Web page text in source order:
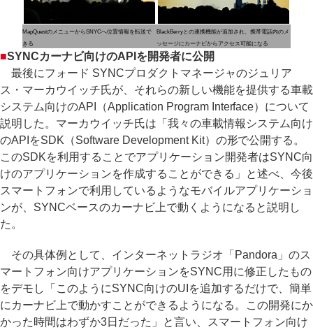
MapQuestのメニューからSNYCへ位置情報を転送で
きる
BlackBerryとの連携機能が追加され、携帯電話内のメ
ッセージにカーナビからアクセス可能になる
■SYNCカーナビ向けのAPIを開発者に公開
最後にフォード SYNCプロダクトマネージャのジュリア
ス・マーカウイッチ氏が、それらの新しい機能を提供する車載
システム向けのAPI（Application Program Interface）について
説明した。マーカウイッチ氏は「我々の車載情報システム向け
のAPIをSDK（Software Development Kit）の形で公開する。
このSDKを利用することでアプリケーション開発者はSYNC向
けのアプリケーションを作成することができる」と述べ、今後
スマートフォンで利用しているようなモバイルアプリケーショ
ンが、SYNCベースのカーナビ上で動くようになると説明し
た。
その具体例として、インターネットラジオ「Pandora」のス
マートフォン向けアプリケーションをSYNC用に修正したもの
をデモし「このようにSYNC向けのUIを追加するだけで、簡単
にカーナビ上で動かすことができるようになる。この開発にか
かった時間はわずか3日だった」と言い、スマートフォン向け